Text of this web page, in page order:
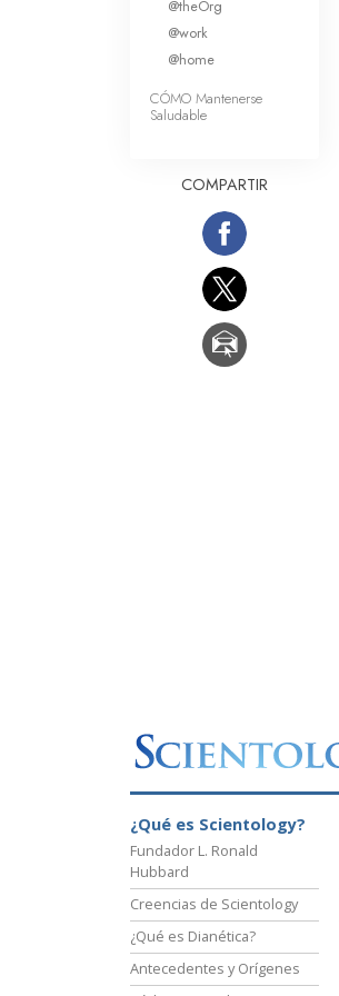
@theOrg
@work
@home
CÓMO Mantenerse
Saludable
COMPARTIR
¿Qué es Scientology?
Fundador L. Ronald
Hubbard
Creencias de Scientology
¿Qué es Dianética?
Antecedentes y Orígenes